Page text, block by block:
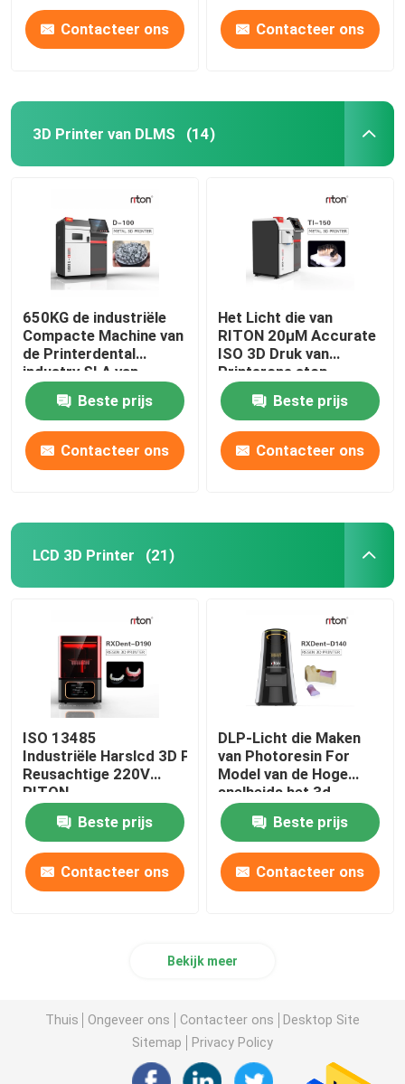
Contacteer ons Contacteer ons
3D Printer van DLMS (14)
650KG de industriële
Compacte Machine van
de Printerdental
industry SLA van
DLMS 3D
Beste prijs
Contacteer ons
Het Licht die van
RITON 20μM Accurate
ISO 3D Druk van
Printerone stop
denture genezen
Beste prijs
Contacteer ons
LCD 3D Printer (21)
ISO 13485
Industriële Harslcd 3D Printer Automatische
Reusachtige 220V
RITON
Beste prijs
Contacteer ons
DLP-Licht die Maken
van Photoresin For
Model van de Hoge
snelheids het 3d
Printer genezen
Beste prijs
Contacteer ons
Bekijk meer
Thuis Ongeveer ons Contacteer ons
Desktop Site
Sitemap
Privacy Policy